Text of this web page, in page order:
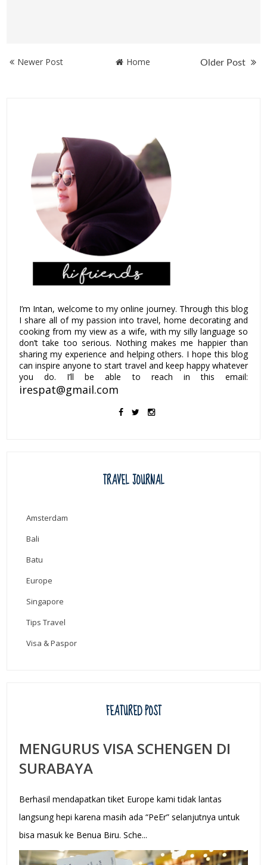
Newer Post Older Post
Home
I’m Intan, welcome to my online journey. Through this blog
I share all of my passion into travel, home decorating and
cooking from my view as a wife, with my silly language so
don’t take too serious. Nothing makes me happier than
sharing my experience and helping others. I hope this blog
can inspire anyone to start travel and keep happy whatever
you do. I’ll be able to reach in this email:
irespat@gmail.com
TRAVEL JOURNAL
Amsterdam
Bali
Batu
Europe
Singapore
Tips Travel
Visa & Paspor
FEATURED POST
MENGURUS VISA SCHENGEN DI
SURABAYA
Berhasil mendapatkan tiket Europe kami tidak lantas
langsung hepi karena masih ada “PeEr” selanjutnya untuk
bisa masuk ke Benua Biru. Sche...